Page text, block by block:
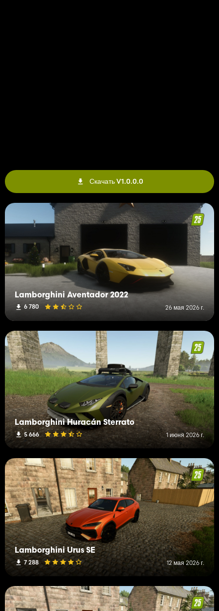
Скачать V1.0.0.0
Lamborghini Aventador 2022
6 780 26 мая 2026 г.
Lamborghini Huracán Sterrato
5 666 1 июня 2026 г.
Lamborghini Urus SE
7 288 12 мая 2026 г.